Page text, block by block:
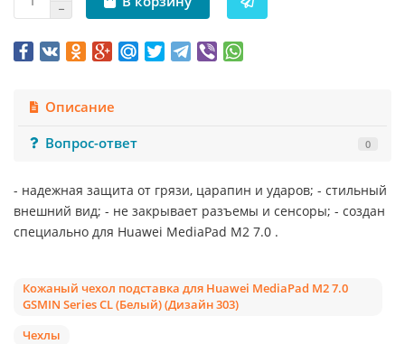
Описание
Вопрос-ответ
0
- надежная защита от грязи, царапин и ударов; - стильный
внешний вид; - не закрывает разъемы и сенсоры; - создан
специально для Huawei MediaPad M2 7.0 .
Кожаный чехол подставка для Huawei MediaPad M2 7.0
GSMIN Series CL (Белый) (Дизайн 303)
Чехлы